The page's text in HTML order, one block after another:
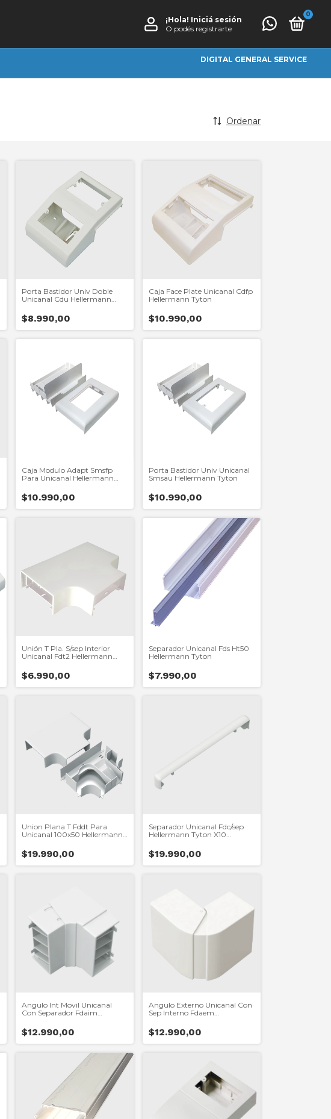
¡Hola! Iniciá sesión
O podés registrarte
0
DIGITAL GENERAL SERVICE
Ordenar
Porta Bastidor Univ Doble
Unicanal Cdu Hellermann
$8.990,00
Caja Face Plate Unicanal Cdfp
Hellermann Tyton
$10.990,00
Caja Modulo Adapt Smsfp
Para Unicanal Hellermann
$10.990,00
Porta Bastidor Univ Unicanal
Smsau Hellermann Tyton
$10.990,00
Unión T Pla. S/sep Interior
Unicanal Fdt2 Hellermann
$6.990,00
Separador Unicanal Fds Ht50
Hellermann Tyton
$7.990,00
Union Plana T Fddt Para
Unicanal 100x50 Hellermann
$19.990,00
Separador Unicanal Fdc/sep
Hellermann Tyton X10
$19.990,00
Angulo Int Movil Unicanal
Con Separador Fdaim
$12.990,00
Angulo Externo Unicanal Con
Sep Interno Fdaem
$12.990,00